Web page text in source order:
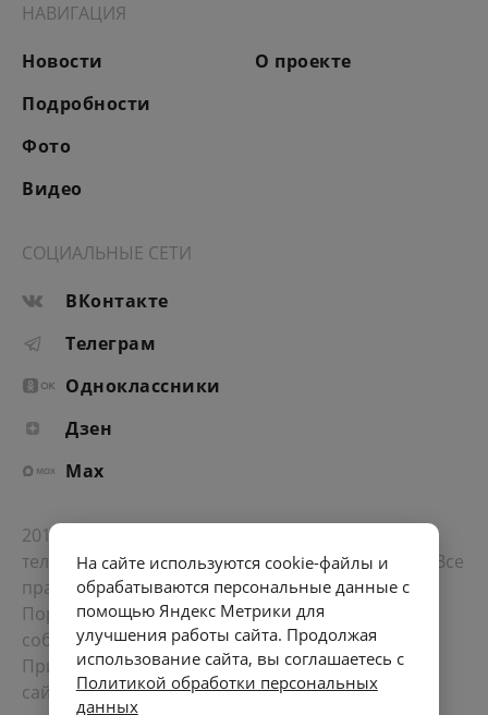
НАВИГАЦИЯ
Новости
Подробности
Фото
Видео
О проекте
СОЦИАЛЬНЫЕ СЕТИ
ВКонтакте
Телеграм
Одноклассники
Дзен
Max
2012-2026 © Портал «Электронное интернет-
телевидение правительства Санкт-Петербурга». Все
права защищены.
Портал Санкт-Петербурга- о его людях, жизни,
событиях, последних новостях.
При перепечатке материалов, прямая ссылка на
сайт обязательна. Возрастное ограничение 12+.
На сайте используются cookie-файлы и
обрабатываются персональные данные с
помощью Яндекс Метрики для
улучшения работы сайта. Продолжая
использование сайта, вы соглашаетесь с
Политикой обработки персональных
данных